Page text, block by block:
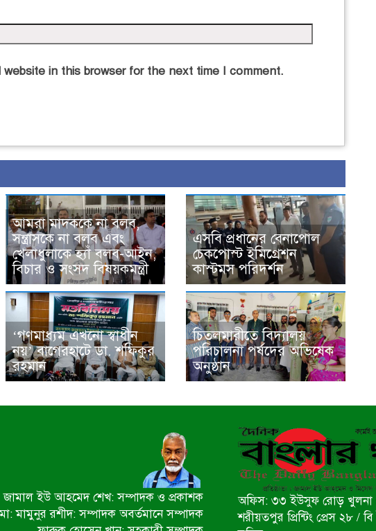
in this browser for the next time I comment.
আমরা মাদককে না বলব,
সন্ত্রাসকে না বলব এবং
খেলাধুলাকে হ্যাঁ বলব-আইন,
বিচার ও সংসদ বিষয়কমন্ত্রী
এসবি প্রধানের বেনাপোল
চেকপোস্ট ইমিগ্রেশন
কাস্টমস পরিদর্শন
‘গণমাধ্যম এখনো স্বাধীন
নয়’ বাগেরহাটে ডা. শফিকুর
রহমান
চিতলমারীতে বিদ্যালয়
পরিচালনা পর্ষদের অভিষেক
অনুষ্ঠান
জামাল ইউ আহমেদ শেখ: সম্পাদক ও প্রকাশক
মামুনুর রশীদ: সম্পাদক অবর্তমানে সম্পাদক
অফিস: ৩৩ ইউসুফ রোড় খুলনা
শরীয়তপুর প্রিন্টিং প্রেস ২৮ /